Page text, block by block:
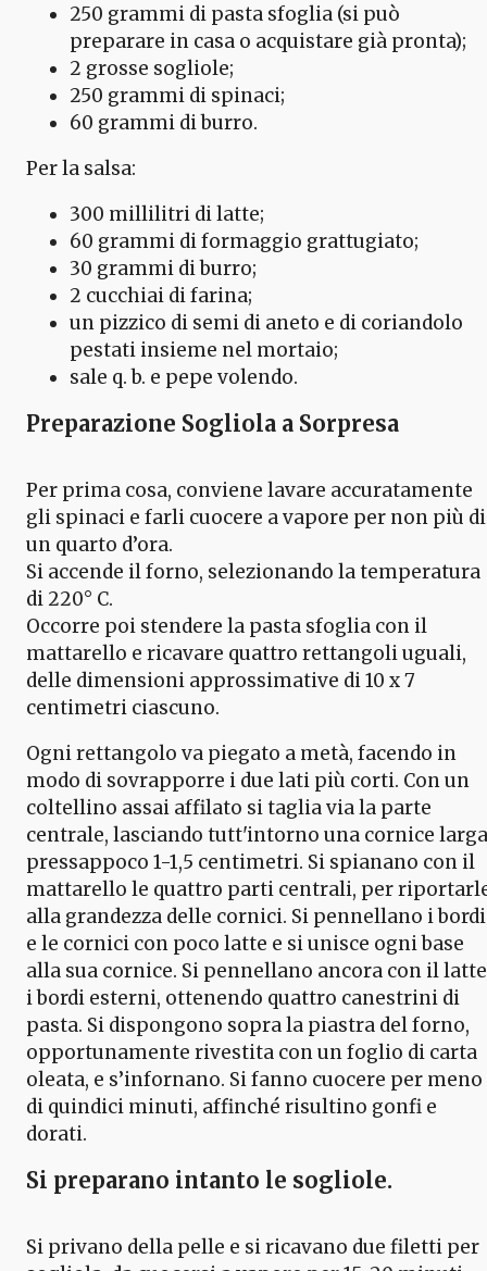
250 grammi di pasta sfoglia (si può
preparare in casa o acquistare già pronta);
2 grosse sogliole;
250 grammi di spinaci;
60 grammi di burro.
Per la salsa:
300 millilitri di latte;
60 grammi di formaggio grattugiato;
30 grammi di burro;
2 cucchiai di farina;
un pizzico di semi di aneto e di coriandolo
pestati insieme nel mortaio;
sale q. b. e pepe volendo.
Preparazione Sogliola a Sorpresa
Per prima cosa, conviene lavare accuratamente
gli spinaci e farli cuocere a vapore per non più di
un quarto d’ora.
Si accende il forno, selezionando la temperatura
di 220° C.
Occorre poi stendere la pasta sfoglia con il
mattarello e ricavare quattro rettangoli uguali,
delle dimensioni approssimative di 10 x 7
centimetri ciascuno.
Ogni rettangolo va piegato a metà, facendo in
modo di sovrapporre i due lati più corti. Con un
coltellino assai affilato si taglia via la parte
centrale, lasciando tutt'intorno una cornice larga
pressappoco 1-1,5 centimetri. Si spianano con il
mattarello le quattro parti centrali, per
alla grandezza delle cornici. Si pennellano i bordi
e le cornici con poco latte e si unisce ogni base
alla sua cornice. Si pennellano ancora con il latte
i bordi esterni, ottenendo quattro canestrini di
pasta. Si dispongono sopra la piastra del forno,
opportunamente rivestita con un foglio di carta
oleata, e s’infornano. Si fanno cuocere per meno
di quindici minuti, affinché risultino gonfi e
dorati.
Si preparano intanto le sogliole.
Si privano della pelle e si ricavano due filetti per